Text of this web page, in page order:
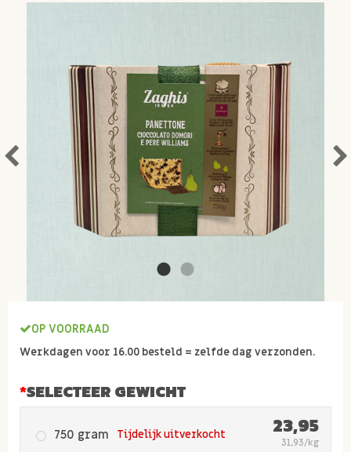
OP VOORRAAD
Werkdagen voor 16.00 besteld = zelfde dag verzonden.
SELECTEER GEWICHT
750 gram Tijdelijk uitverkocht 23,95
31,93/kg